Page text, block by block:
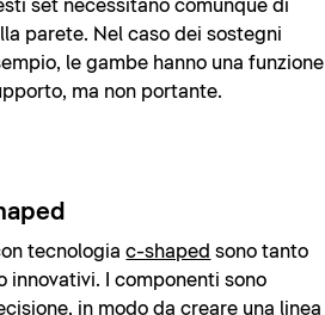
set necessitano comunque di
parete. Nel caso dei sostegni
le gambe hanno una funzione
ma non portante.
tecnologiac-shaped sono tanto
innovativi. I componenti sono
in modo da creare una linea